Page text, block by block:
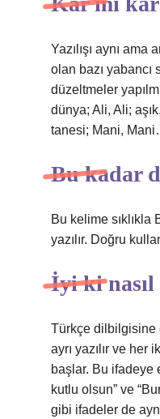
Yazılışı aynı ama
olan bazı yabancı
düzeltmeler
dünya; Ali, Ali;
tanesi; Mani,
Bu kadar
Bu kelime sıklıkla
yazılır. Doğru
İyi ki nasıl
Türkçe dilbilgisine
ayrı yazılır ve her
başlar. Bu ifadeye
kutlu olsun” ve
gibi ifadeler de